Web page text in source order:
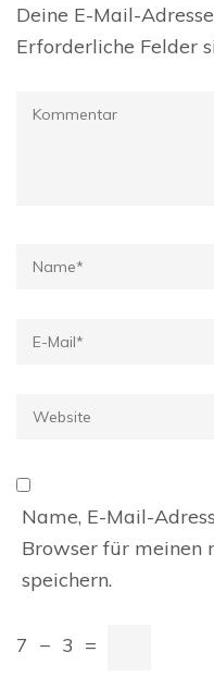
Deine E-Mail-
Erforderliche Felder
Kommentar
Name*
E-
Website
Name, E-Mail-
Browser für meinen
speichern.
7 − 3 =